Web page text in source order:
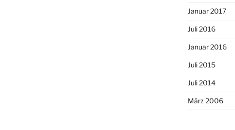
Januar 2017
Juli 2016
Januar 2016
Juli 2015
Juli 2014
März 2006